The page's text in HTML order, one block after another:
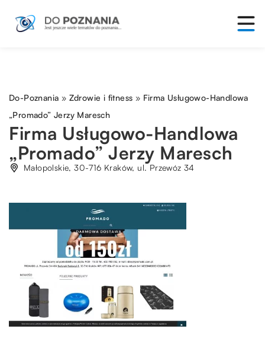
Do-Poznania » Zdrowie i fitness » Firma Usługowo-Handlowa
„Promado” Jerzy Maresch
Firma Usługowo-Handlowa
„Promado” Jerzy Maresch
Małopolskie, 30-716 Kraków, ul. Przewóz 34